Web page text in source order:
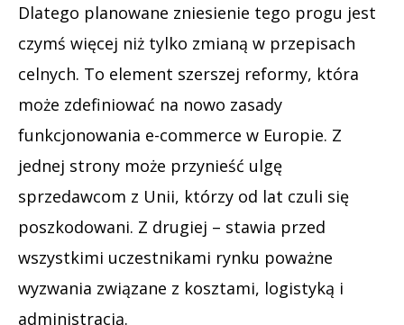
Dlatego planowane zniesienie tego progu jest
czymś więcej niż tylko zmianą w przepisach
celnych. To element szerszej reformy, która
może zdefiniować na nowo zasady
funkcjonowania e-commerce w Europie. Z
jednej strony może przynieść ulgę
sprzedawcom z Unii, którzy od lat czuli się
poszkodowani. Z drugiej – stawia przed
wszystkimi uczestnikami rynku poważne
wyzwania związane z kosztami, logistyką i
administracją.